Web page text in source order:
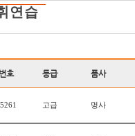
연습
번호 등급 품사
고급 명사